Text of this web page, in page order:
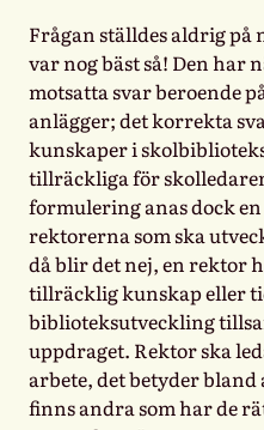
Frågan ställdes aldrig
var nog bäst så! Den har
motsatta svar beroende
anlägger; det korrekta
kunskaper i
tillräckliga för
formulering anas dock
rektorerna som ska
då blir det nej, en rektor
tillräcklig kunskap eller
biblioteksutveckling
uppdraget. Rektor ska
arbete, det betyder
finns andra som har de